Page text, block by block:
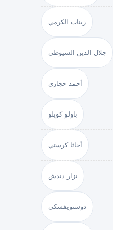
زينات الكرمي
جلال الدين السيوطي
أحمد حجازي
باولو كويلو
أجاثا كرستي
نزار دندش
دوستويفسكي